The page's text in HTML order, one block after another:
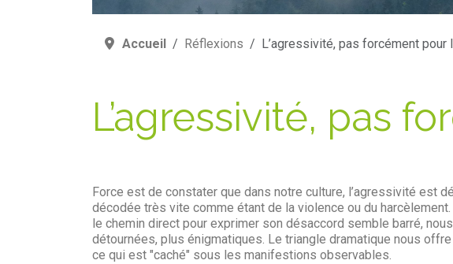
Accueil Réflexions L’agressivité, pas forcément pour
L’agressivité, pas
Force est de constater que dans notre culture, l’agressivité est
décodée très vite comme étant de la violence ou du
le chemin direct pour exprimer son désaccord semble barré,
détournées, plus énigmatiques. Le triangle dramatique nous
ce qui est "caché" sous les manifestions observables.